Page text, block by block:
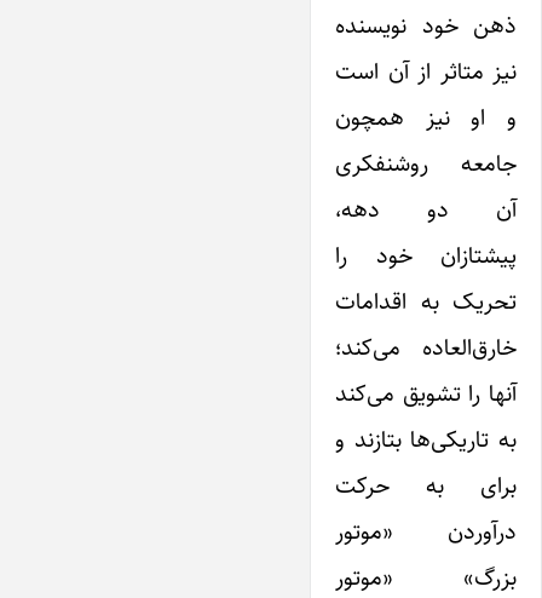
ذهن خود نویسنده
نیز متاثر از آن است
و او نیز همچون
جامعه روشنفکری
آن دو دهه،
پیشتازان خود را
تحریک به اقدامات
خارق‌العاده می‌کند؛
آنها را تشویق می‌کند
به تاریکی‌ها بتازند و
برای به حرکت
درآوردن «موتور
بزرگ» «موتور